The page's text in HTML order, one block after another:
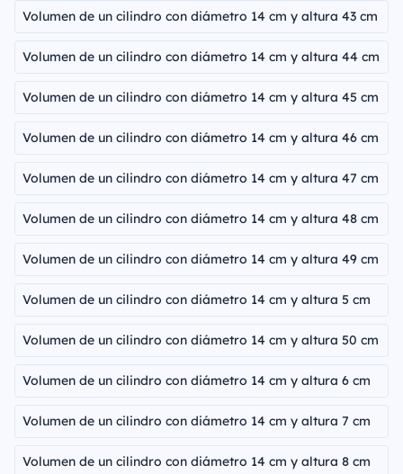
Volumen de un cilindro con diámetro 14 cm y altura 43 cm
Volumen de un cilindro con diámetro 14 cm y altura 44 cm
Volumen de un cilindro con diámetro 14 cm y altura 45 cm
Volumen de un cilindro con diámetro 14 cm y altura 46 cm
Volumen de un cilindro con diámetro 14 cm y altura 47 cm
Volumen de un cilindro con diámetro 14 cm y altura 48 cm
Volumen de un cilindro con diámetro 14 cm y altura 49 cm
Volumen de un cilindro con diámetro 14 cm y altura 5 cm
Volumen de un cilindro con diámetro 14 cm y altura 50 cm
Volumen de un cilindro con diámetro 14 cm y altura 6 cm
Volumen de un cilindro con diámetro 14 cm y altura 7 cm
Volumen de un cilindro con diámetro 14 cm y altura 8 cm